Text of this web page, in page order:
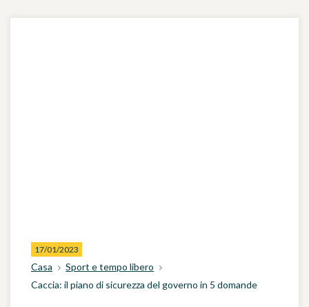
17/01/2023
Casa
Sport e tempo libero
Caccia: il piano di sicurezza del governo in 5 domande